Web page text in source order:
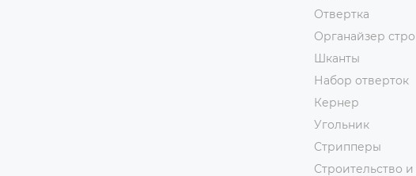
Отвертка
Органайзер
Шканты
Набор отверток
Кернер
Угольник
Стрипперы
Строительство